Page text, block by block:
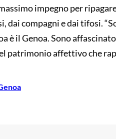
impegno per
dai compagni e dai tifosi.
è il Genoa. Sono
patrimonio affettivo che